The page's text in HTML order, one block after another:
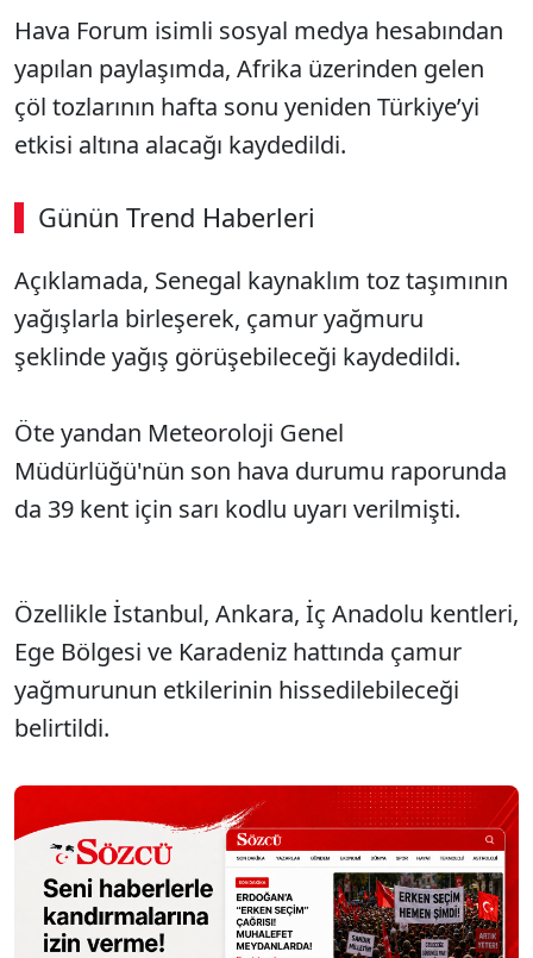
Hava Forum isimli sosyal medya hesabından
yapılan paylaşımda, Afrika üzerinden gelen
çöl tozlarının hafta sonu yeniden Türkiye’yi
etkisi altına alacağı kaydedildi.
Günün Trend Haberleri
Açıklamada, Senegal kaynaklım toz taşımının
yağışlarla birleşerek, çamur yağmuru
şeklinde yağış görüşebileceği kaydedildi.
Öte yandan Meteoroloji Genel
Müdürlüğü'nün son hava durumu raporunda
da 39 kent için sarı kodlu uyarı verilmişti.
Özellikle İstanbul, Ankara, İç Anadolu kentleri,
Ege Bölgesi ve Karadeniz hattında çamur
yağmurunun etkilerinin hissedilebileceği
belirtildi.